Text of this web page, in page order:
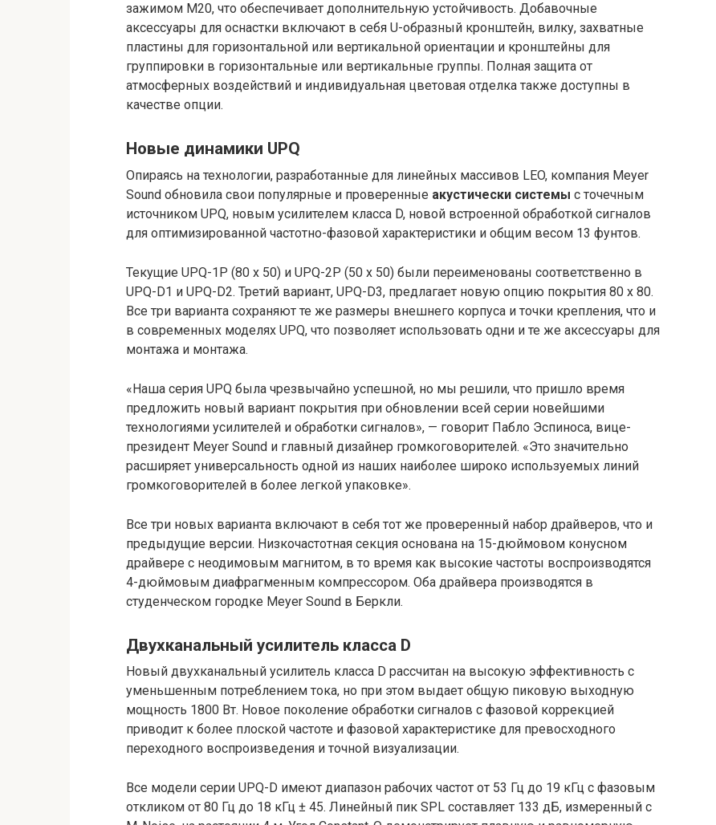
зажимом M20, что обеспечивает дополнительную устойчивость. Добавочные
аксессуары для оснастки включают в себя U-образный кронштейн, вилку, захватные
пластины для горизонтальной или вертикальной ориентации и кронштейны для
группировки в горизонтальные или вертикальные группы. Полная защита от
атмосферных воздействий и индивидуальная цветовая отделка также доступны в
качестве опции.
Новые динамики UPQ
Опираясь на технологии, разработанные для линейных массивов LEO, компания Meyer
Sound обновила свои популярные и проверенные акустически системы с точечным
источником UPQ, новым усилителем класса D, новой встроенной обработкой сигналов
для оптимизированной частотно-фазовой характеристики и общим весом 13 фунтов.
Текущие UPQ-1P (80 x 50) и UPQ-2P (50 x 50) были переименованы соответственно в
UPQ-D1 и UPQ-D2. Третий вариант, UPQ-D3, предлагает новую опцию покрытия 80 x 80.
Все три варианта сохраняют те же размеры внешнего корпуса и точки крепления, что и
в современных моделях UPQ, что позволяет использовать одни и те же аксессуары для
монтажа и монтажа.
«Наша серия UPQ была чрезвычайно успешной, но мы решили, что пришло время
предложить новый вариант покрытия при обновлении всей серии новейшими
технологиями усилителей и обработки сигналов», — говорит Пабло Эспиноса, вице-
президент Meyer Sound и главный дизайнер громкоговорителей. «Это значительно
расширяет универсальность одной из наших наиболее широко используемых линий
громкоговорителей в более легкой упаковке».
Все три новых варианта включают в себя тот же проверенный набор драйверов, что и
предыдущие версии. Низкочастотная секция основана на 15-дюймовом конусном
драйвере с неодимовым магнитом, в то время как высокие частоты воспроизводятся
4-дюймовым диафрагменным компрессором. Оба драйвера производятся в
студенческом городке Meyer Sound в Беркли.
Двухканальный усилитель класса D
Новый двухканальный усилитель класса D рассчитан на высокую эффективность с
уменьшенным потреблением тока, но при этом выдает общую пиковую выходную
мощность 1800 Вт. Новое поколение обработки сигналов с фазовой коррекцией
приводит к более плоской частоте и фазовой характеристике для превосходного
переходного воспроизведения и точной визуализации.
Все модели серии UPQ-D имеют диапазон рабочих частот от 53 Гц до 19 кГц с фазовым
откликом от 80 Гц до 18 кГц ± 45. Линейный пик SPL составляет 133 дБ, измеренный с